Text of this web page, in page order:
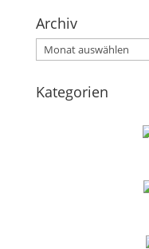
Archiv
Archiv
Kategorien